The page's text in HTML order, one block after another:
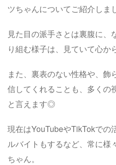
ツちゃんについてご紹介しま
見た目の派手さとは裏腹に、
り組む様子は、見ていて心か
また、裏表のない性格や、飾
信してくれることも、多くの
と言えます◎
現在はYouTubeやTikTokでの
ルバイトもするなど、常に様
ちゃん。